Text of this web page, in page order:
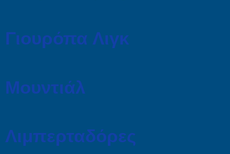
Γιουρόπα Λιγκ
Μουντιάλ
Λιμπερταδόρες